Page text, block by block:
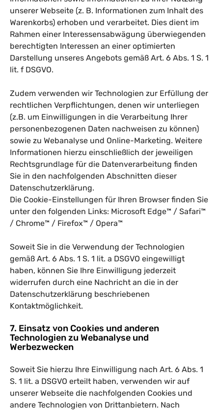
unserer Webseite (z. B. Informationen zum Inhalt des
Warenkorbs) erhoben und verarbeitet. Dies dient im
Rahmen einer Interessensabwägung überwiegenden
berechtigten Interessen an einer optimierten
Darstellung unseres Angebots gemäß Art. 6 Abs. 1 S. 1
lit. f DSGVO.
Zudem verwenden wir Technologien zur Erfüllung der
rechtlichen Verpflichtungen, denen wir unterliegen
(z.B. um Einwilligungen in die Verarbeitung Ihrer
personenbezogenen Daten nachweisen zu können)
sowie zu Webanalyse und Online-Marketing. Weitere
Informationen hierzu einschließlich der jeweiligen
Rechtsgrundlage für die Datenverarbeitung finden
Sie in den nachfolgenden Abschnitten dieser
Datenschutzerklärung.
Die Cookie-Einstellungen für Ihren Browser finden Sie
unter den folgenden Links: Microsoft Edge™ / Safari™
/ Chrome™ / Firefox™ / Opera™
Soweit Sie in die Verwendung der Technologien
gemäß Art. 6 Abs. 1 S. 1 lit. a DSGVO eingewilligt
haben, können Sie Ihre Einwilligung jederzeit
widerrufen durch eine Nachricht an die in der
Datenschutzerklärung beschriebenen
Kontaktmöglichkeit.
7. Einsatz von Cookies und anderen
Technologien zu Webanalyse und
Werbezwecken
Soweit Sie hierzu Ihre Einwilligung nach Art. 6 Abs. 1
S. 1 lit. a DSGVO erteilt haben, verwenden wir auf
unserer Webseite die nachfolgenden Cookies und
andere Technologien von Drittanbietern. Nach